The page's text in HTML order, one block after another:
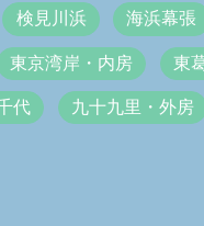
検見川浜 海浜幕張
東京湾岸・内房 東
代 九十九里・外房